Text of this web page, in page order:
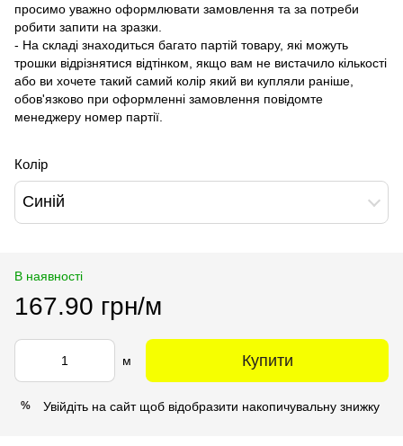
просимо уважно оформлювати замовлення та за потреби
робити запити на зразки.
- На складі знаходиться багато партій товару, які можуть
трошки відрізнятися відтінком, якщо вам не вистачило кількості
або ви хочете такий самий колір який ви купляли раніше,
обов'язково при оформленні замовлення повідомте
менеджеру номер партії.
Колір
Синій
В наявності
167.90 грн/м
м Купити
% Увійдіть на сайтщоб відобразити накопичувальну знижку